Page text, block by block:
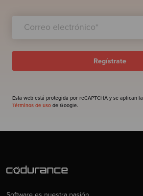
Esta web está protegida por reCAPTCHA y se aplican la
Términos de uso de Google.